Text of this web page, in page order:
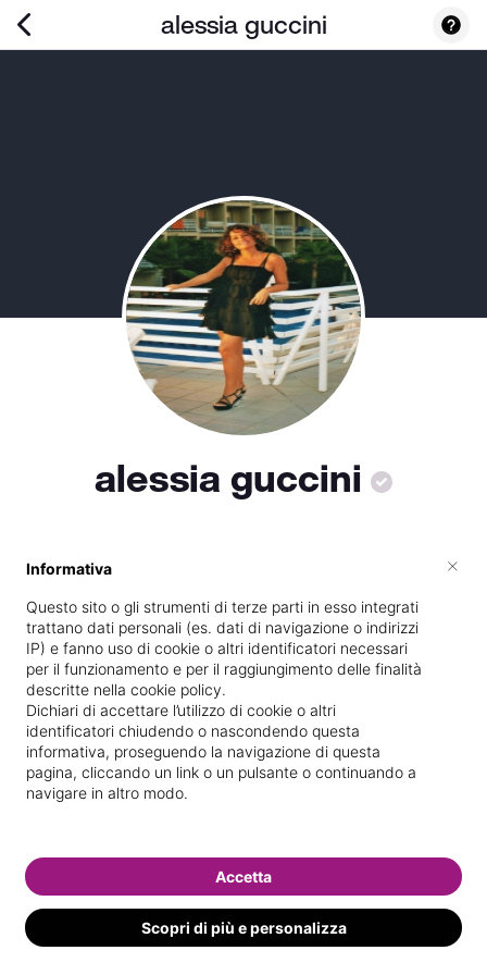
alessia guccini
alessia guccini
Specializzata inMassaggi del
benessere
Vedi le informazioni di alessia
Informativa
Questo sito o gli strumenti di terze parti in esso integrati
trattano dati personali (es. dati di navigazione o indirizzi
IP) e fanno uso di cookie o altri identificatori necessari
per il funzionamento e per il raggiungimento delle finalità
descritte nella cookie policy.
Dichiari di accettare l’utilizzo di cookie o altri
identificatori chiudendo o nascondendo questa
informativa, proseguendo la navigazione di questa
pagina, cliccando un link o un pulsante o continuando a
navigare in altro modo.
Scopri di più e personalizza
Accetta
×